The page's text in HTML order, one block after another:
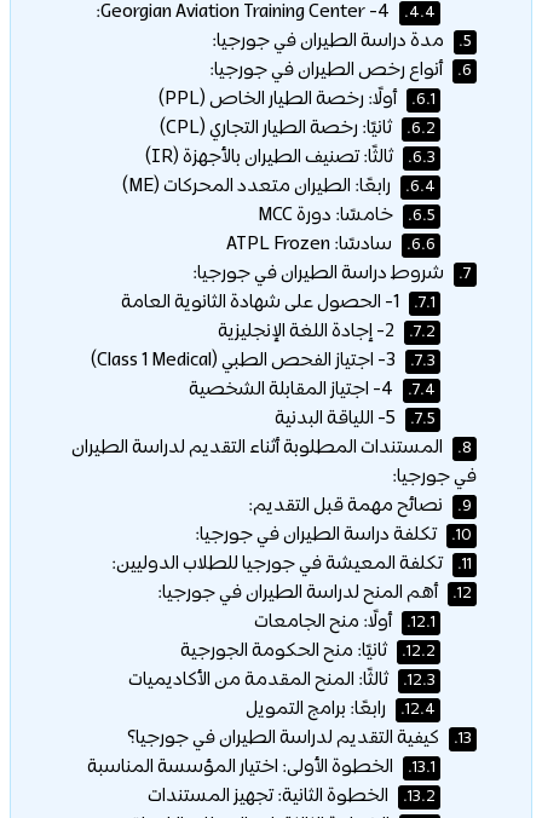
4.4.
5. مدة دراسة الطيران في جورجيا:
6. أنواع رخص الطيران في جورجيا:
6.1. أولًا: رخصة الطيار الخاص (PPL)
6.2. ثانيًا: رخصة الطيار التجاري (CPL)
6.3. ثالثًا: تصنيف الطيران بالأجهزة (IR)
6.4. رابعًا: الطيران متعدد المحركات (ME)
6.5. خامسًا: دورة MCC
6.6. سادسًا: ATPL Frozen
7. شروط دراسة الطيران في جورجيا:
7.1.
7.2.
7.3.
7.4.
7.5.
8.
المستندات المطلوبة أثناء التقديم لدراسة الطيران
في جورجيا:
9. نصائح مهمة قبل التقديم:
10. تكلفة دراسة الطيران في جورجيا:
11. تكلفة المعيشة في جورجيا للطلاب الدوليين:
12. أهم المنح لدراسة الطيران في جورجيا:
12.1. أولًا: منح الجامعات
12.2. ثانيًا: منح الحكومة الجورجية
12.3. ثالثًا: المنح المقدمة من الأكاديميات
12.4. رابعًا: برامج التمويل
13. كيفية التقديم لدراسة الطيران في جورجيا؟
13.1. الخطوة الأولى: اختيار المؤسسة المناسبة
13.2. الخطوة الثانية: تجهيز المستندات